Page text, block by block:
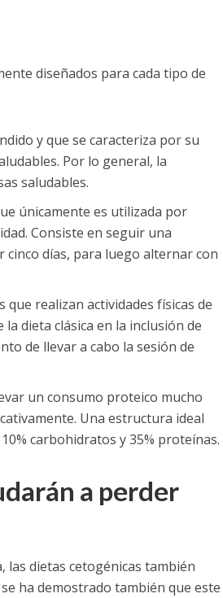
diseñados para cada tipo de
y que se caracteriza por su
Por lo general, la
saludables.
únicamente es utilizada por
Consiste en seguir una
días, para luego alternar con
realizan actividades físicas de
dieta clásica en la inclusión de
de llevar a cabo la sesión de
un consumo proteico mucho
Una estructura ideal
carbohidratos y 35% proteínas.
a perder
las dietas cetogénicas también
ha demostrado también que este